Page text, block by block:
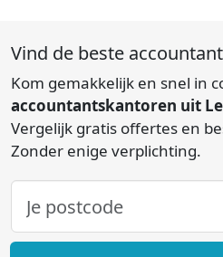
Vind de beste
Kom gemakkelijk en snel in
accountantskantoren uit
Vergelijk gratis offertes en
Zonder enige verplichting.